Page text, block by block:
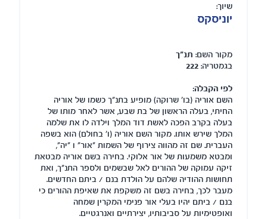
שיוך:
יוניסקס
מקור השם: תנ"ך
בגמטריה: 222
לפי הקבלה:
השם אוריה (בו' שרוקה) מופיע בתנ"ך כשמו של אוריה
החיתי, בעלה הראשון של בת שבע, אשר לאחר מותו של
בעלה בקרב הפכה לאשת דוד המלך וילדה לו את שלמה
המלך שירש אותו. מקור השם אוריה (ו' בחולם) הוא בשפה
העברית. שם זה מהווה צירוף של השמות "אור" ו "יה",
ומבטא משמעות של אור אלוקי. בחירה בשם אוריה מבטאת
זיקה עמוקה של ההורים לאל שבשמים ולספר התנ"ך, ואת
תחושות ההודיה שלהם על הולדת בנם / ביתם החדשים.
מעבר לכך, בחירה בשם זה משקפת את שאיפת ההורים כי
בנם / ביתם יהיו בעלי אור פנימי המקרין שמחה
ואופטימיות על סביבותיו, יצירתיים ואנרגטיים.